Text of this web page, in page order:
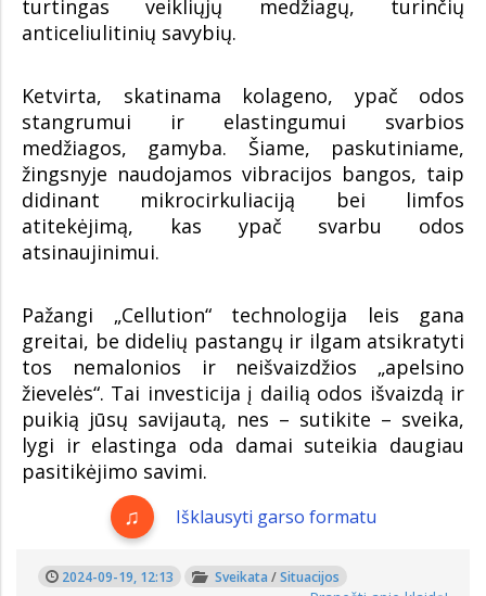
turtingas veikliųjų medžiagų, turinčių
anticeliulitinių savybių.
Ketvirta, skatinama kolageno, ypač odos
stangrumui ir elastingumui svarbios
medžiagos, gamyba. Šiame, paskutiniame,
žingsnyje naudojamos vibracijos bangos, taip
didinant mikrocirkuliaciją bei limfos
atitekėjimą, kas ypač svarbu odos
atsinaujinimui.
Pažangi „Cellution“ technologija leis gana
greitai, be didelių pastangų ir ilgam atsikratyti
tos nemalonios ir neišvaizdžios „apelsino
žievelės“. Tai investicija į dailią odos išvaizdą ir
puikią jūsų savijautą, nes – sutikite – sveika,
lygi ir elastinga oda damai suteikia daugiau
pasitikėjimo savimi.
Išklausyti garso formatu
2024-09-19, 12:13 Sveikata /Situacijos